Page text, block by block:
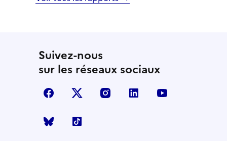
Suivez-nous
sur les réseaux sociaux
facebook X (anciennement Twitter)
instagramlinkedin
Bluesky